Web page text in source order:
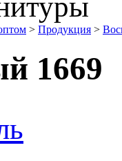
> Продукция >
1669